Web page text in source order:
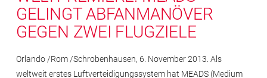
GELINGT ABFANMANÖVER
GEGEN ZWEI FLUGZIELE
Orlando /Rom /Schrobenhausen, 6. November 2013. Als
weltweit erstes Luftverteidigungssystem hat MEADS (Medium